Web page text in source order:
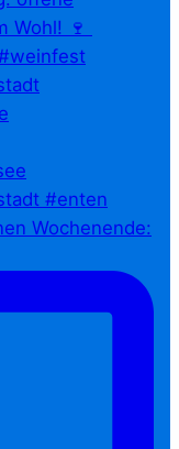
Wochenende: